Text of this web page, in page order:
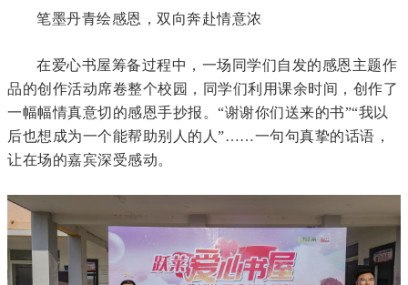
笔墨丹青绘感恩，双向奔赴情意浓
在爱心书屋筹备过程中，一场同学们自发的感恩主题作
品的创作活动席卷整个校园，同学们利用课余时间，创作了
一幅幅情真意切的感恩手抄报。“谢谢你们送来的书”“我以
后也想成为一个能帮助别人的人”……一句句真挚的话语，
让在场的嘉宾深受感动。